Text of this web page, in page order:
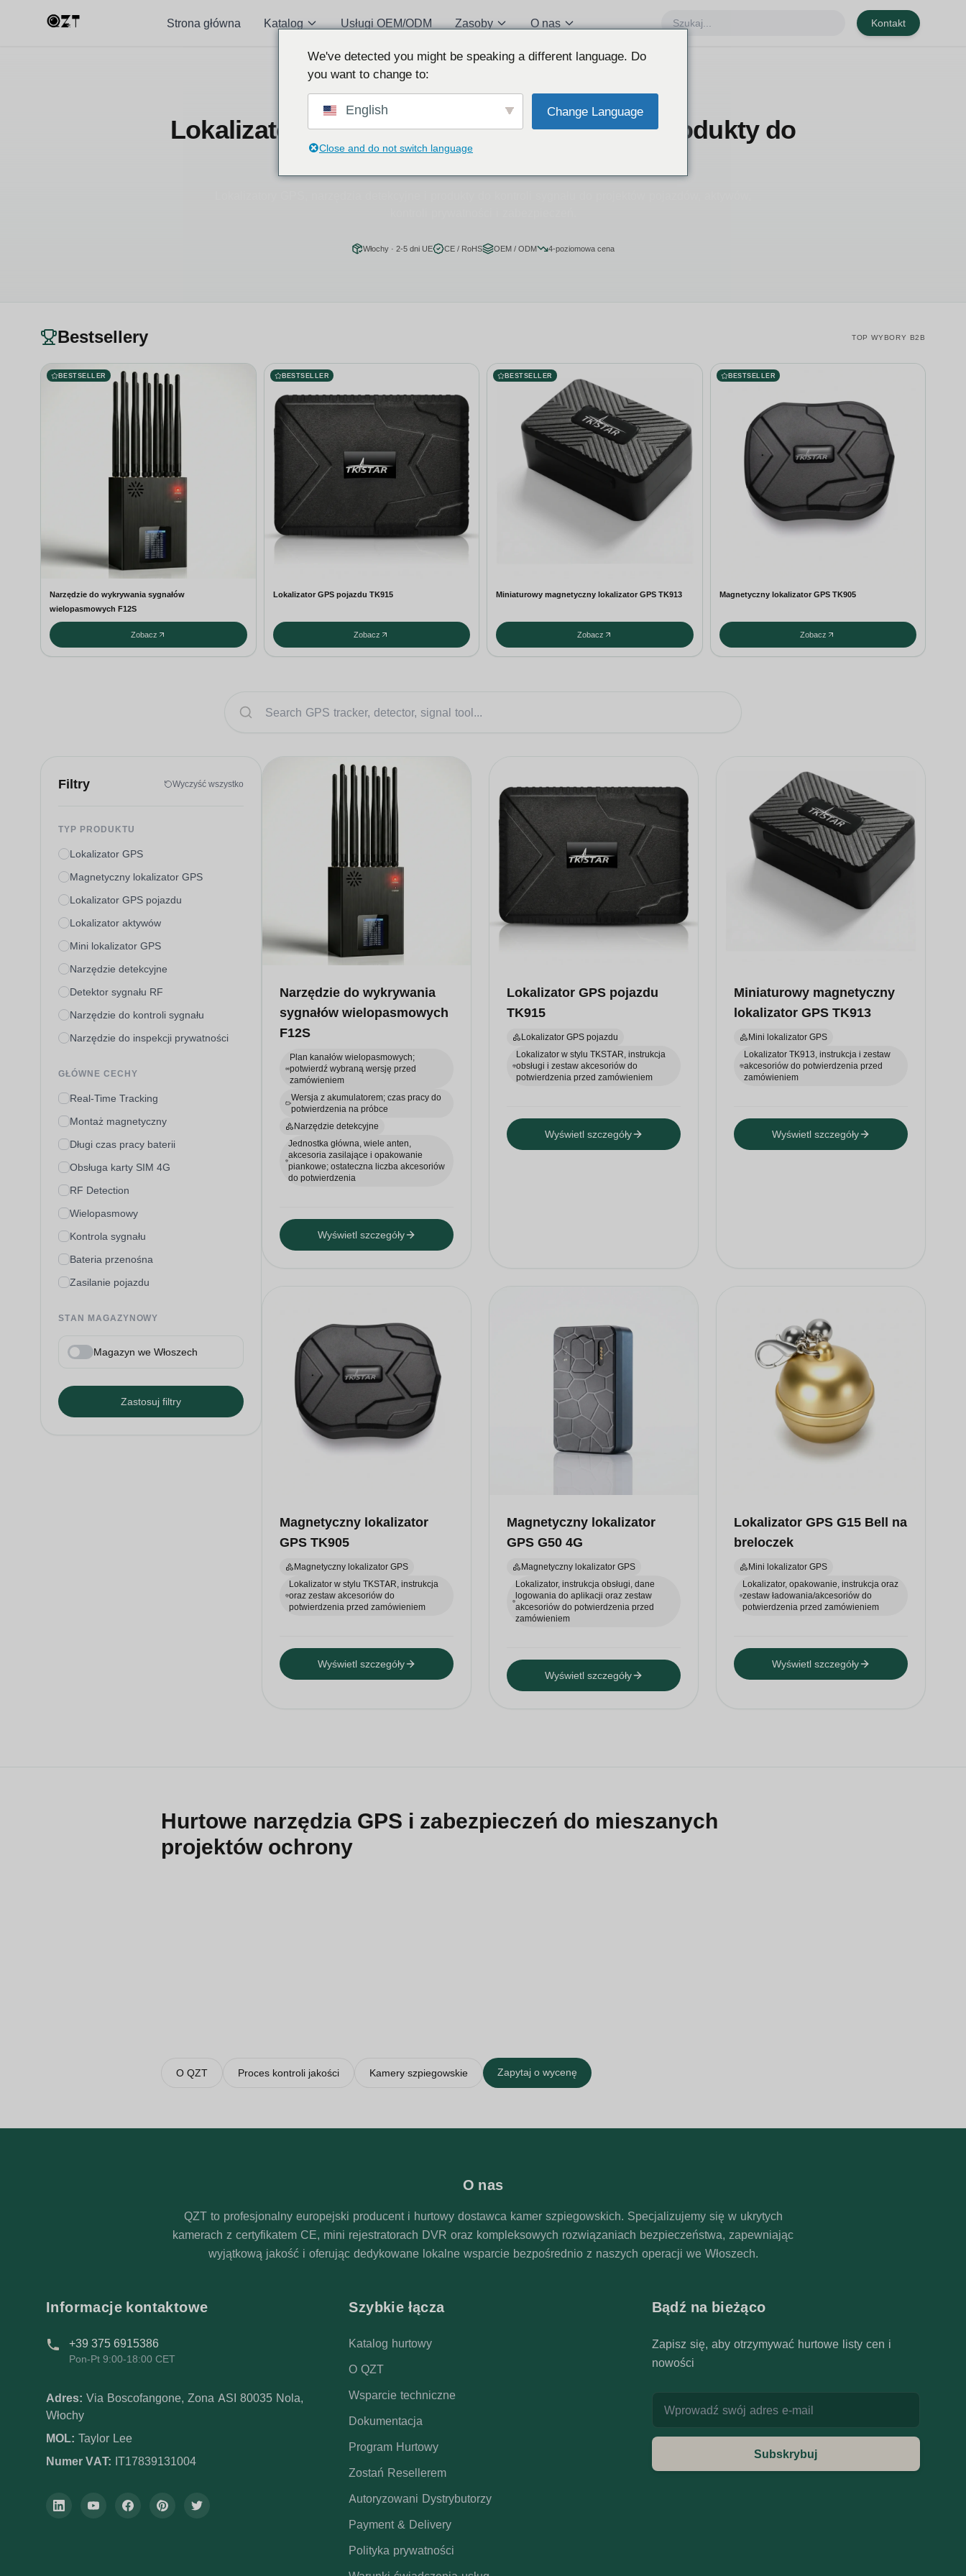
Strona główna Katalog Usługi OEM/ODM Zasoby O nas Kontakt
DOSTAWCA HURTOWY · CE/ROHS · MAGAZYN WE WŁOSZECH
Lokalizatory GPS, narzędzia detekcyjne i produkty do
kontroli sygnału
Włochy · 2-5 dni UE CE / RoHS OEM / ODM 4-poziomowa cena
Bestsellery TOP WYBORY B2B
BESTSELLER
Narzędzie do wykrywania sygnałów
wielopasmowych F12S
Zobacz
BESTSELLER
Lokalizator GPS pojazdu TK915
Zobacz
BESTSELLER
Miniaturowy magnetyczny lokalizator GPS TK913
Zobacz
BESTSELLER
Magnetyczny lokalizator GPS TK905
Zobacz
Filtry Wyczyść wszystko
TYP PRODUKTU
Lokalizator GPS
Magnetyczny lokalizator GPS
Lokalizator GPS pojazdu
Lokalizator aktywów
Mini lokalizator GPS
Narzędzie detekcyjne
Detektor sygnału RF
Narzędzie do kontroli sygnału
Narzędzie do inspekcji prywatności
GŁÓWNE CECHY
Real-Time Tracking
Montaż magnetyczny
Długi czas pracy baterii
Obsługa karty SIM 4G
RF Detection
Wielopasmowy
Kontrola sygnału
Bateria przenośna
Zasilanie pojazdu
STAN MAGAZYNOWY
Magazyn we Włoszech
Zastosuj filtry
Narzędzie do wykrywania
sygnałów wielopasmowych
F12S
Plan kanałów wielopasmowych;
potwierdź wybraną wersję przed
zamówieniem
Wersja z akumulatorem; czas pracy do
potwierdzenia na próbce
Narzędzie detekcyjne
Jednostka główna, wiele anten,
akcesoria zasilające i opakowanie
piankowe; ostateczna liczba akcesoriów
do potwierdzenia
Wyświetl szczegóły
Lokalizator GPS pojazdu
TK915
Lokalizator GPS pojazdu
Lokalizator w stylu TKSTAR, instrukcja
obsługi i zestaw akcesoriów do
potwierdzenia przed zamówieniem
Wyświetl szczegóły
Miniaturowy magnetyczny
lokalizator GPS TK913
Mini lokalizator GPS
Lokalizator TK913, instrukcja i zestaw
akcesoriów do potwierdzenia przed
zamówieniem
Wyświetl szczegóły
Magnetyczny lokalizator
GPS TK905
Magnetyczny lokalizator GPS
Lokalizator w stylu TKSTAR, instrukcja
oraz zestaw akcesoriów do
potwierdzenia przed zamówieniem
Wyświetl szczegóły
Magnetyczny lokalizator
GPS G50 4G
Magnetyczny lokalizator GPS
Lokalizator, instrukcja obsługi, dane
logowania do aplikacji oraz zestaw
akcesoriów do potwierdzenia przed
zamówieniem
Wyświetl szczegóły
Lokalizator GPS G15 Bell na
breloczek
Mini lokalizator GPS
Lokalizator, opakowanie, instrukcja oraz
zestaw ładowania/akcesoriów do
potwierdzenia przed zamówieniem
Wyświetl szczegóły
Hurtowe narzędzia GPS i zabezpieczeń do mieszanych
projektów ochrony
O QZT Proces kontroli jakości Kamery szpiegowskie Zapytaj o wycenę
O nas
QZT to profesjonalny europejski producent i hurtowy dostawca kamer szpiegowskich. Specjalizujemy się w ukrytych
kamerach z certyfikatem CE, mini rejestratorach DVR oraz kompleksowych rozwiązaniach bezpieczeństwa, zapewniając
wyjątkową jakość i oferując dedykowane lokalne wsparcie bezpośrednio z naszych operacji we Włoszech.
Informacje kontaktowe
+39 375 6915386
Pon-Pt 9:00-18:00 CET
Adres: Via Boscofangone, Zona ASI 80035 Nola,
Włochy
MOL: Taylor Lee
Numer VAT: IT17839131004
Szybkie łącza
Katalog hurtowy
O QZT
Wsparcie techniczne
Dokumentacja
Program Hurtowy
Zostań Resellerem
Autoryzowani Dystrybutorzy
Payment & Delivery
Polityka prywatności
Bądź na bieżąco
Zapisz się, aby otrzymywać hurtowe listy cen i
nowości
Subskrybuj
We've detected you might be speaking a different language. Do
you want to change to:
English Change Language
Close and do not switch language